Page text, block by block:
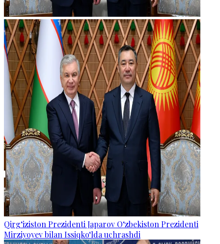
Qirg‘iziston Prezidenti Japarov O‘zbekiston Prezidenti
Mirziyoyev bilan Issiqko‘lda uchrashdi